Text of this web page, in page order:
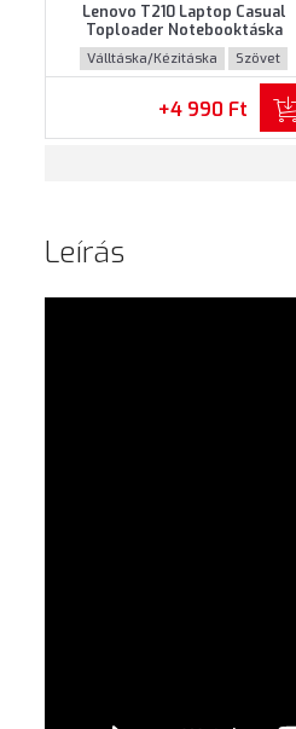
Lenovo T210 Laptop Casual
Toploader Notebooktáska
(GX41L83769) - Maximum 15.6"
méretű notebookokhoz - Fekete
színben
Válltáska/Kézitáska Szövet
+4 990 Ft
Leírás